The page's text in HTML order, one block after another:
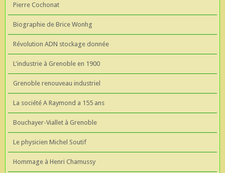
Pierre Cochonat
Biographie de Brice Wonhg
Révolution ADN stockage donnée
L'industrie à Grenoble en 1900
Grenoble renouveau industriel
La société A Raymond a 155 ans
Bouchayer-Viallet à Grenoble
Le physicien Michel Soutif
Hommage à Henri Chamussy